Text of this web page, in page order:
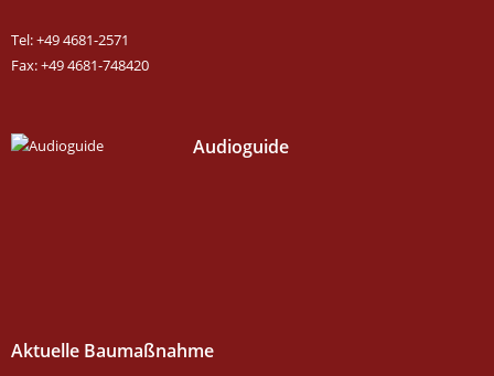
Tel: +49 4681-2571
Fax: +49 4681-748420
Audioguide
Aktuelle Baumaßnahme